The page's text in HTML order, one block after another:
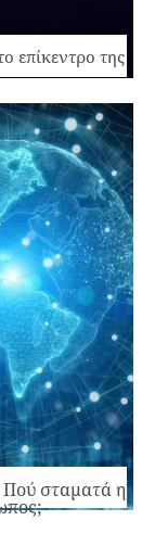
επίκεντρο της
Πού σταματά η